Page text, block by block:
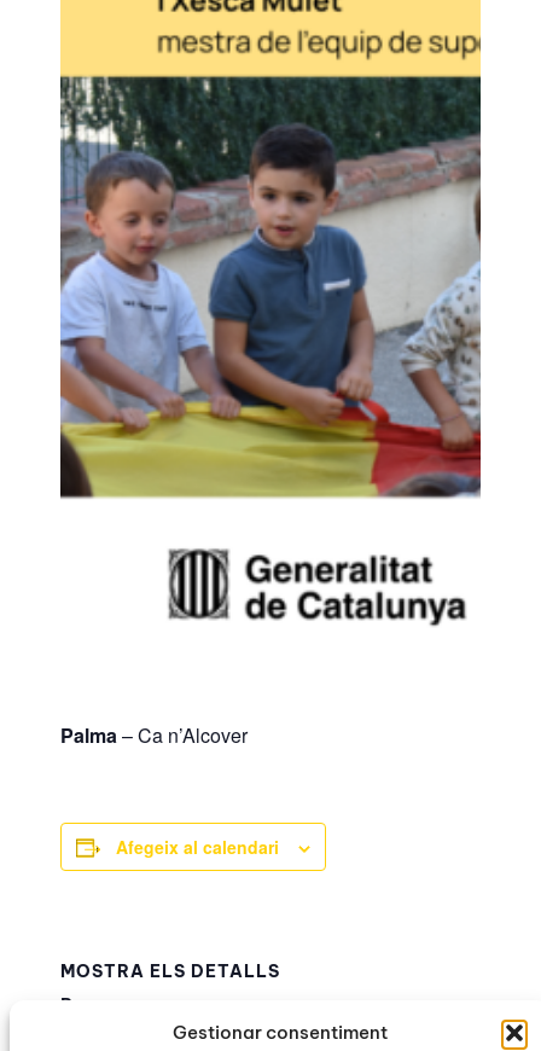
Gestionar consentiment
Palma– Ca n’Alcover
Afegeix al calendari
MOSTRA ELS DETALLS
Data: